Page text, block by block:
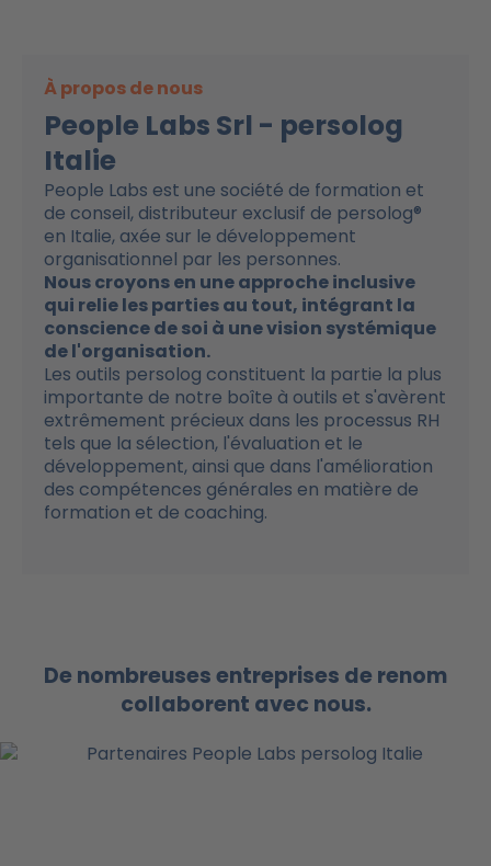
À propos de nous
People Labs Srl - persolog
Italie
People Labs est une société de formation et
de conseil, distributeur exclusif de persolog®
en Italie, axée sur le développement
organisationnel par les personnes.
Nous croyons en une approche inclusive
qui relie les parties au tout, intégrant la
conscience de soi à une vision systémique
de l'organisation.
Les outils persolog constituent la partie la plus
importante de notre boîte à outils et s'avèrent
extrêmement précieux dans les processus RH
tels que la sélection, l'évaluation et le
développement, ainsi que dans l'amélioration
des compétences générales en matière de
formation et de coaching.
De nombreuses entreprises de renom
collaborent avec nous.